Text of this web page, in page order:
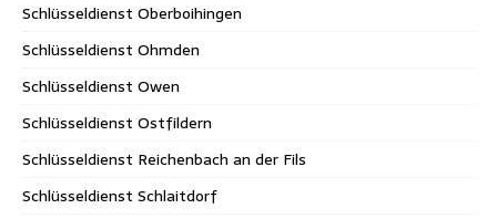
Schlüsseldienst Oberboihingen
Schlüsseldienst Ohmden
Schlüsseldienst Owen
Schlüsseldienst Ostfildern
Schlüsseldienst Reichenbach an der Fils
Schlüsseldienst Schlaitdorf